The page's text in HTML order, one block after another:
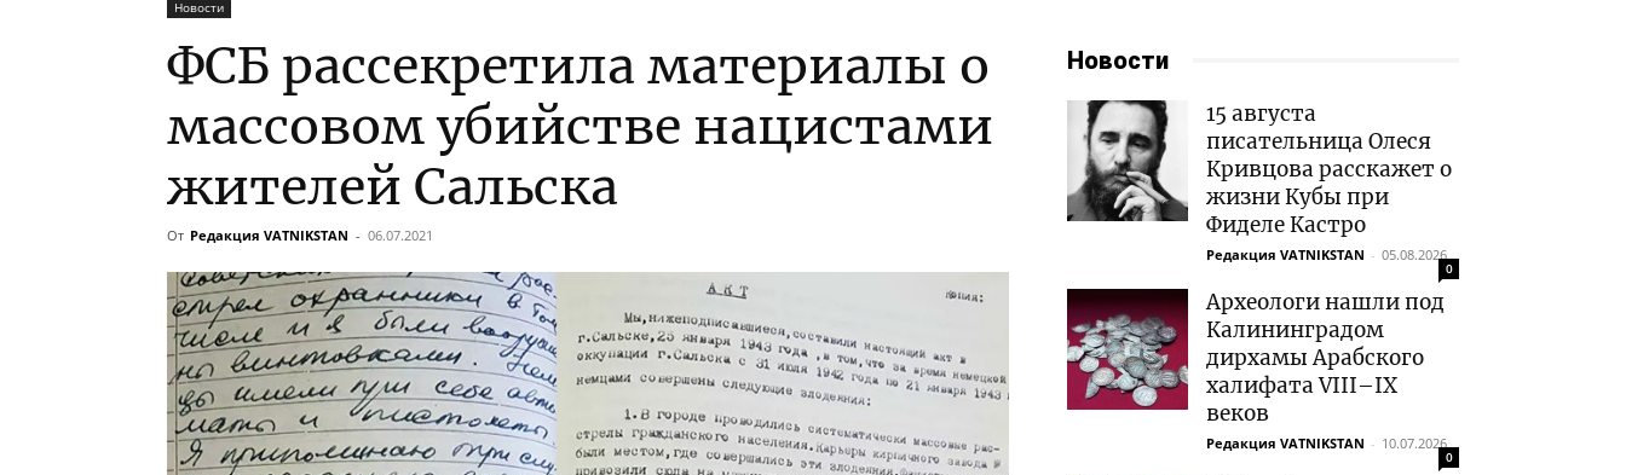
Новости
ФСБ рассекретила материалы о
массовом убийстве нацистами
жителей Сальска
От Редакция VATNIKSTAN - 06.07.2021
Новости
15 августа
писательница Олеся
Кривцова расскажет о
жизни Кубы при
Фиделе Кастро
Редакция VATNIKSTAN - 05.08.2026
0
Археологи нашли под
Калининградом
дирхамы Арабского
халифата VIII–IX
веков
Редакция VATNIKSTAN - 10.07.2026
0